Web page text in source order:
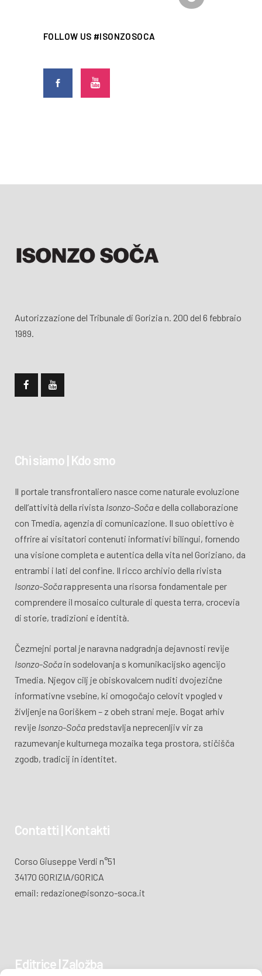
FOLLOW US #ISONZOSOCA
Autorizzazione del Tribunale di Gorizia n. 200 del 6 febbraio
1989.
Chi siamo | Kdo smo
Il portale transfrontaliero nasce come naturale evoluzione
dell’attività della rivista Isonzo-Sočae della collaborazione
con Tmedia, agenzia di comunicazione. Il suo obiettivo è
offrire ai visitatori contenuti informativi bilingui, fornendo
una visione completa e autentica della vita nel Goriziano, da
entrambi i lati del confine. Il ricco archivio della rivista
Isonzo-Sočarappresenta una risorsa fondamentale per
comprendere il mosaico culturale di questa terra, crocevia
di storie, tradizioni e identità.
Čezmejni portal je naravna nadgradnja dejavnosti revije
Isonzo-Soča in sodelovanja s komunikacijsko agencijo
Tmedia. Njegov cilj je obiskovalcem nuditi dvojezične
informativne vsebine, ki omogočajo celovit vpogled v
življenje na Goriškem – z obeh strani meje. Bogat arhiv
revije Isonzo-Soča predstavlja neprecenljiv vir za
razumevanje kulturnega mozaika tega prostora, stičišča
zgodb, tradicij in identitet.
Contatti | Kontakti
Corso Giuseppe Verdi n°51
34170 GORIZIA/GORICA
email: redazione@isonzo-soca.it
Editrice | Založba